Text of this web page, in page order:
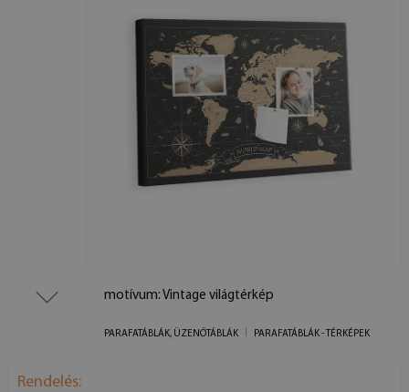
motívum: Vintage világtérkép
PARAFATÁBLÁK, ÜZENŐTÁBLÁK PARAFATÁBLÁK - TÉRKÉPEK
Rendelés: